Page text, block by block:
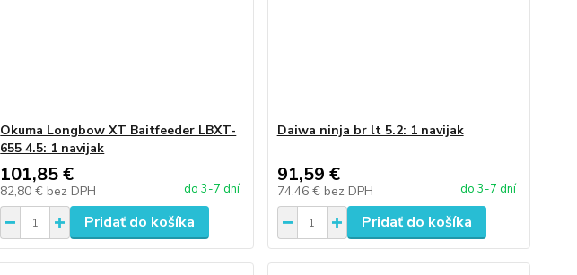
Okuma Longbow XT Baitfeeder LBXT-
655 4.5: 1 navijak
101,85 €
82,80 € bez DPH do 3-7 dní
Pridať do košíka
Daiwa ninja br lt 5.2: 1 navijak
91,59 €
74,46 € bez DPH do 3-7 dní
Pridať do košíka